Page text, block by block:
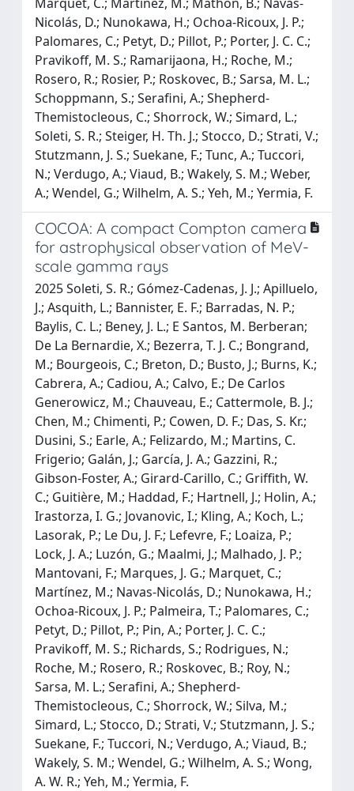
Nicolás, D.; Nunokawa, H.; Ochoa-Ricoux, J. P.;
Palomares, C.; Petyt, D.; Pillot, P.; Porter, J. C. C.;
Pravikoff, M. S.; Ramarijaona, H.; Roche, M.;
Rosero, R.; Rosier, P.; Roskovec, B.; Sarsa, M. L.;
Schoppmann, S.; Serafini, A.; Shepherd-
Themistocleous, C.; Shorrock, W.; Simard, L.;
Soleti, S. R.; Steiger, H. Th. J.; Stocco, D.; Strati, V.;
Stutzmann, J. S.; Suekane, F.; Tunc, A.; Tuccori,
N.; Verdugo, A.; Viaud, B.; Wakely, S. M.; Weber,
A.; Wendel, G.; Wilhelm, A. S.; Yeh, M.; Yermia, F.
COCOA: A compact Compton camera
for astrophysical observation of MeV-
scale gamma rays
2025 Soleti, S. R.; Gómez-Cadenas, J. J.; Apilluelo,
J.; Asquith, L.; Bannister, E. F.; Barradas, N. P.;
Baylis, C. L.; Beney, J. L.; E Santos, M. Berberan;
De La Bernardie, X.; Bezerra, T. J. C.; Bongrand,
M.; Bourgeois, C.; Breton, D.; Busto, J.; Burns, K.;
Cabrera, A.; Cadiou, A.; Calvo, E.; De Carlos
Generowicz, M.; Chauveau, E.; Cattermole, B. J.;
Chen, M.; Chimenti, P.; Cowen, D. F.; Das, S. Kr.;
Dusini, S.; Earle, A.; Felizardo, M.; Martins, C.
Frigerio; Galán, J.; García, J. A.; Gazzini, R.;
Gibson-Foster, A.; Girard-Carillo, C.; Griffith, W.
C.; Guitière, M.; Haddad, F.; Hartnell, J.; Holin, A.;
Irastorza, I. G.; Jovanovic, I.; Kling, A.; Koch, L.;
Lasorak, P.; Le Du, J. F.; Lefevre, F.; Loaiza, P.;
Lock, J. A.; Luzón, G.; Maalmi, J.; Malhado, J. P.;
Mantovani, F.; Marques, J. G.; Marquet, C.;
Martínez, M.; Navas-Nicolás, D.; Nunokawa, H.;
Ochoa-Ricoux, J. P.; Palmeira, T.; Palomares, C.;
Petyt, D.; Pillot, P.; Pin, A.; Porter, J. C. C.;
Pravikoff, M. S.; Richards, S.; Rodrigues, N.;
Roche, M.; Rosero, R.; Roskovec, B.; Roy, N.;
Sarsa, M. L.; Serafini, A.; Shepherd-
Themistocleous, C.; Shorrock, W.; Silva, M.;
Simard, L.; Stocco, D.; Strati, V.; Stutzmann, J. S.;
Suekane, F.; Tuccori, N.; Verdugo, A.; Viaud, B.;
Wakely, S. M.; Wendel, G.; Wilhelm, A. S.; Wong,
A. W. R.; Yeh, M.; Yermia, F.